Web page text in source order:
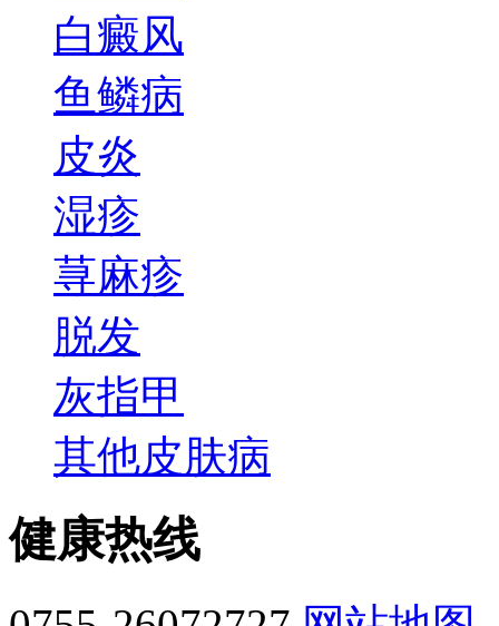
白癜风
鱼鳞病
皮炎
湿疹
荨麻疹
脱发
灰指甲
其他皮肤病
健康热线